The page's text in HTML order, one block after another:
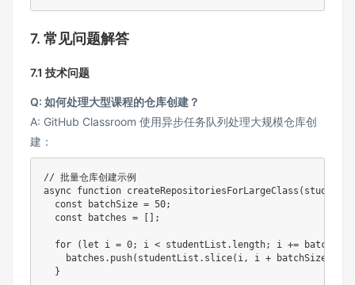
7. 常见问题解答
7.1 技术问题
​Q: 如何处理大型课程的仓库创建？​
A: GitHub Classroom 使用异步任务队列处理大规模仓库创
建：
// 批量仓库创建示例
async function createRepositoriesForLargeClass (
const batchSize = 50;
const batches = [ ] ;
for ( let i = 0; i < studentList . length; i += batchSize
    batches
. push( studentList . slice( i, i + batchSize
}